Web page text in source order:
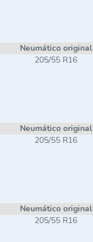
Neumático original
205/55 R16
Neumático original
205/55 R16
Neumático original
205/55 R16